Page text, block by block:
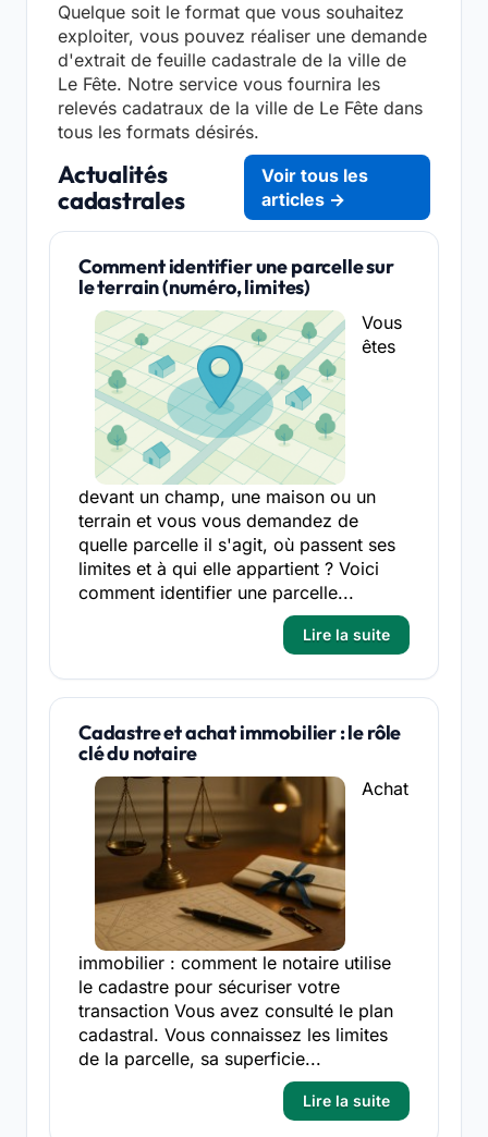
Quelque soit le format que vous souhaitez
exploiter, vous pouvez réaliser une demande
d'extrait de feuille cadastrale de la ville de
Le Fête. Notre service vous fournira les
relevés cadatraux de la ville de Le Fête dans
tous les formats désirés.
Actualités
cadastrales
Voir tous les
articles →
Comment identifier une parcelle sur
le terrain (numéro, limites)
Vous
êtes
devant un champ, une maison ou un
terrain et vous vous demandez de
quelle parcelle il s'agit, où passent ses
limites et à qui elle appartient ? Voici
comment identifier une parcelle...
Lire la suite
Cadastre et achat immobilier : le rôle
clé du notaire
Achat
immobilier : comment le notaire utilise
le cadastre pour sécuriser votre
transaction Vous avez consulté le plan
cadastral. Vous connaissez les limites
de la parcelle, sa superficie...
Lire la suite